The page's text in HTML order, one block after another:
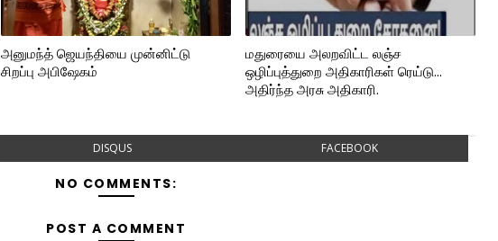
அனுமந்த் ஜெயந்தியை முன்னிட்டு
சிறப்பு அபிஷேகம்
மதுரையை அலறவிட்ட லஞ்ச
ஒழிப்புத்துறை அதிகாரிகள் ரெய்டு...
அதிர்ந்த அரசு அதிகாரி.
DISQUS FACEBOOK
NO COMMENTS:
POST A COMMENT